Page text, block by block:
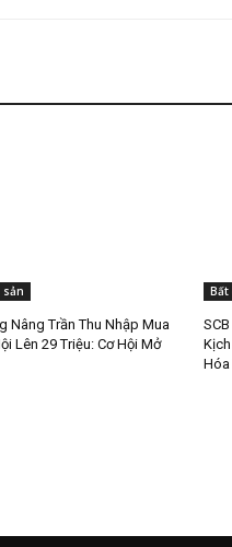
sản
Nâng Trần Thu Nhập Mua
Lên 29 Triệu: Cơ Hội Mở
Bất
Hóa